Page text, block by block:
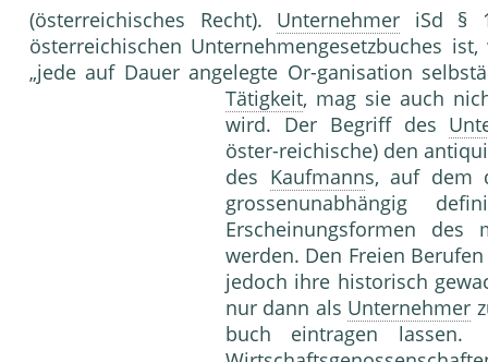
(österreichisches Recht). Unternehmer iSd §
österreichischen Unternehmengesetzbuches
„jede auf Dauer angelegte Or-ganisation
Tätigkeit, mag sie auch
wird. Der Begriff des
öster-reichische) den
des Kaufmanns, auf dem
grossenunabhängig
Erscheinungsformen des
werden. Den Freien
jedoch ihre historisch
nur dann als Unternehmer
buch eintragen